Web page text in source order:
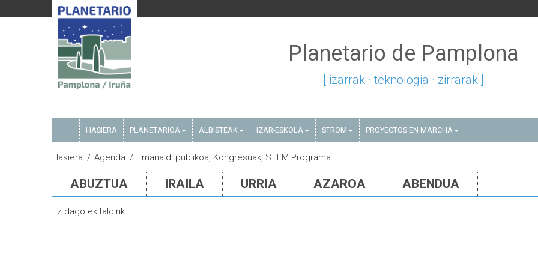
Planetario de Pamplona
[ izarrak · teknologia · zirrarak ]
HASIERA PLANETARIOA ALBISTEAK IZAR-ESKOLA STROM PROYECTOS EN MARCHA
Hasiera Agenda Emanaldi publikoa, Kongresuak, STEM Programa
ABUZTUA IRAILA URRIA AZAROA ABENDUA
Ez dago ekitaldirik.